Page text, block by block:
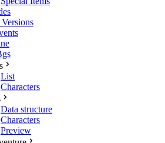
List
Characters
Data structure
Characters
Preview